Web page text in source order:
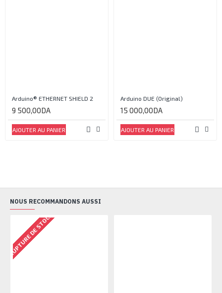
Arduino® ETHERNET SHIELD 2
9 500,00DA
AJOUTER AU PANIER
Arduino DUE (Original)
15 000,00DA
AJOUTER AU PANIER
NOUS RECOMMANDONS AUSSI
RUPTURE DE STOCK